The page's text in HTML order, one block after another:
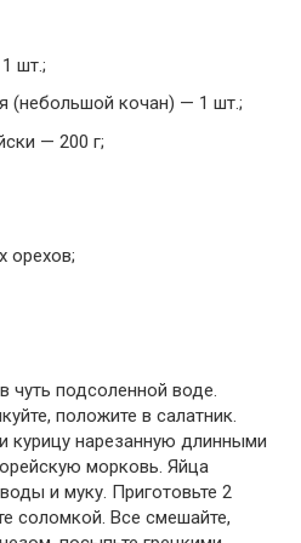
шт.;
(небольшой кочан) — 1 шт.;
— 200 г;
орехов;
чуть подсоленной воде.
положите в салатник.
курицу нарезанную длинными
морковь. Яйца
и муку. Приготовьте 2
соломкой. Все смешайте,